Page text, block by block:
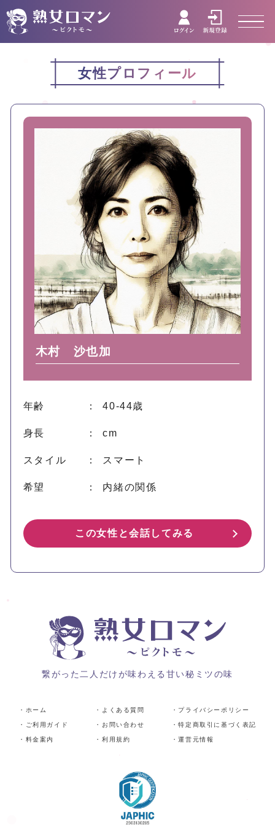
女性プロフィール
木村 沙也加
年齢
身長
スタイル
希望
： 40-44歳
： cm
： スマート
： 内緒の関係
この女性と会話してみる
繋がった二人だけが味わえる甘い秘ミツの味
・ホーム
・ご利用ガイド
・料金案内
・よくある質問
・お問い合わせ
・利用規約
・プライバシーポリシー
・特定商取引に基づく表記
・運営元情報